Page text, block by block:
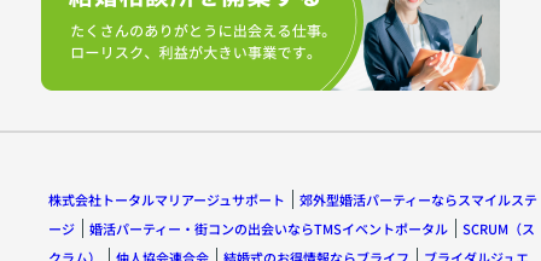
株式会社トータルマリアージュサポート
郊外型婚活パーティーならスマイルステ
ージ
婚活パーティー・街コンの出会いならTMSイベントポータル
SCRUM（ス